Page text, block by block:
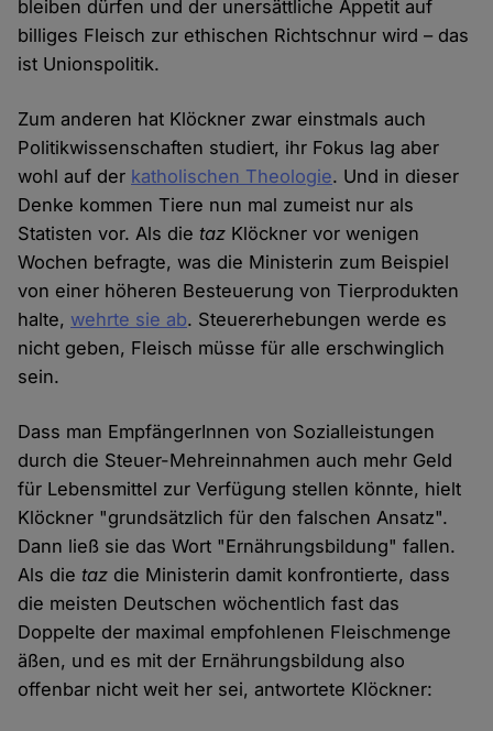
bleiben dürfen und der unersättliche Appetit auf
billiges Fleisch zur ethischen Richtschnur wird – das
ist Unionspolitik.
Zum anderen hat Klöckner zwar einstmals auch
Politikwissenschaften studiert, ihr Fokus lag aber
wohl auf der katholischen Theologie. Und in dieser
Denke kommen Tiere nun mal zumeist nur als
Statisten vor. Als die taz Klöckner vor wenigen
Wochen befragte, was die Ministerin zum Beispiel
von einer höheren Besteuerung von Tierprodukten
halte, wehrte sie ab. Steuererhebungen werde es
nicht geben, Fleisch müsse für alle erschwinglich
sein.
Dass man EmpfängerInnen von Sozialleistungen
durch die Steuer-Mehreinnahmen auch mehr Geld
für Lebensmittel zur Verfügung stellen könnte, hielt
Klöckner "grundsätzlich für den falschen Ansatz".
Dann ließ sie das Wort "Ernährungsbildung" fallen.
Als die taz die Ministerin damit konfrontierte, dass
die meisten Deutschen wöchentlich fast das
Doppelte der maximal empfohlenen Fleischmenge
äßen, und es mit der Ernährungsbildung also
offenbar nicht weit her sei, antwortete Klöckner: